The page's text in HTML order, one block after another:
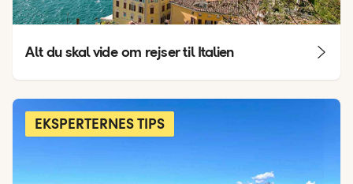
Alt du skal vide om rejser til Italien
EKSPERTERNES TIPS